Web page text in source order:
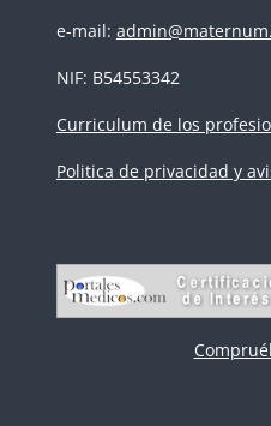
e-mail:
NIF: B54553342
Curriculum de los
Politica de privacidad y